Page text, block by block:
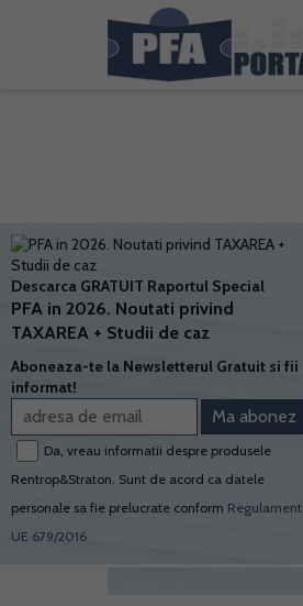
Descarca GRATUIT Raportul Special
PFA in 2026. Noutati privind
TAXAREA + Studii de caz
Aboneaza-te la Newsletterul Gratuit si fii
informat!
Da, vreau informatii despre produsele
Rentrop&Straton. Sunt de acord ca datele
personale sa fie prelucrate conform
UE 679/2016